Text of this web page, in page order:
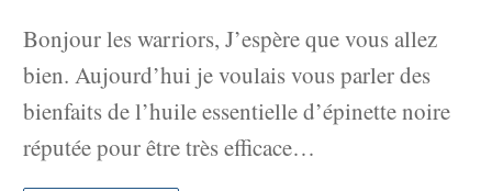
Bonjour les warriors, J’espère que vous allez
bien. Aujourd’hui je voulais vous parler des
bienfaits de l’huile essentielle d’épinette noire
réputée pour être très efficace…